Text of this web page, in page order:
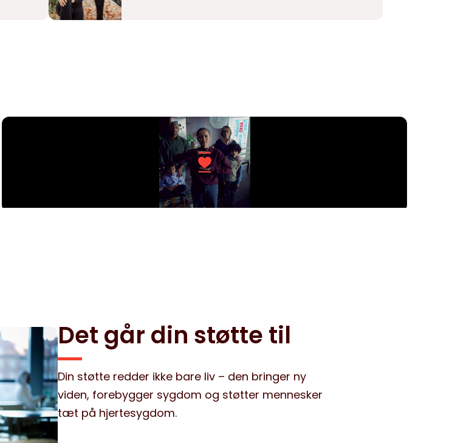
Det går din støtte til
Din støtte redder ikke bare liv – den bringer ny
viden, forebygger sygdom og støtter mennesker
tæt på hjertesygdom.